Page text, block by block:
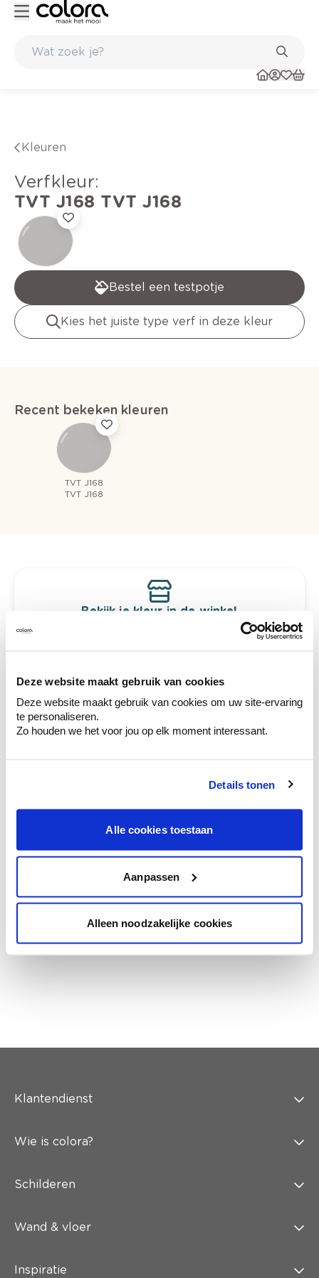
Deze website maakt gebruik van cookies
Deze website maakt gebruik van cookies om uw site-ervaring
te personaliseren.
Zo houden we het voor jou op elk moment interessant.
Details tonen
Alle cookies toestaan
Aanpassen
Alleen noodzakelijke cookies
Kleuren
verfkleur:
TVT J168 TVT J168
Bestel een testpotje
Kies het juiste type verf in deze kleur
Recent bekeken kleuren
TVT J168
TVT J168
Bekijk je kleur in de winkel
Ontdek er kleurechte stalen van je
te verfijnen.
Krijg persoonlijk advies om kleuren te
combineren.
Krijg kleuradvies op basis van de lichtinval
en je meubels.
Krijg ineens een technologische check-up
Klantendienst
Wie is colora?
Schilderen
Wand & vloer
Inspiratie